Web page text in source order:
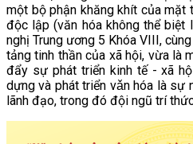
một bộ phận khăng khít của mặt
độc lập (văn hóa không thể biệt
nghị Trung ương 5 Khóa VIII,
tảng tinh thần của xã hội, vừa là
đẩy sự phát triển kinh tế - xã
dựng và phát triển vǎn hóa là sự
lãnh đạo, trong đó đội ngũ trí